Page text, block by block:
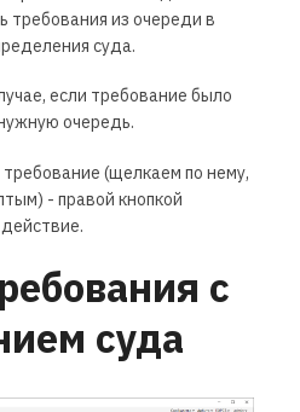
требования из очереди в
суда.
если требование было
очередь.
(щелкаем по нему,
- правой кнопкой
с
суда